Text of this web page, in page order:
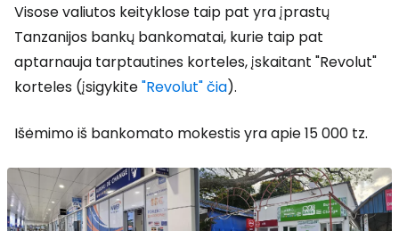
Visose valiutos keityklose taip pat yra įprastų
Tanzanijos bankų bankomatai, kurie taip pat
aptarnauja tarptautines korteles, įskaitant "Revolut"
korteles (įsigykite"Revolut" čia).
Išėmimo iš bankomato mokestis yra apie 15 000 tz.